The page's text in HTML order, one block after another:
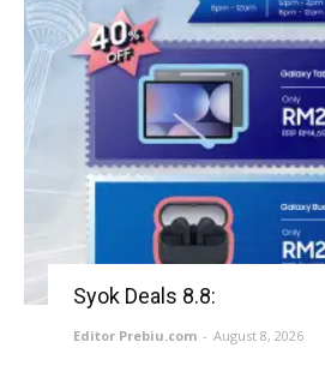
Syok Deals 8.8:
Editor Prebiu.com - August 8, 2026